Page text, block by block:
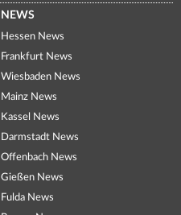
NEWS
Hessen News
Frankfurt News
Wiesbaden News
Mainz News
Kassel News
Darmstadt News
Offenbach News
Gießen News
Fulda News